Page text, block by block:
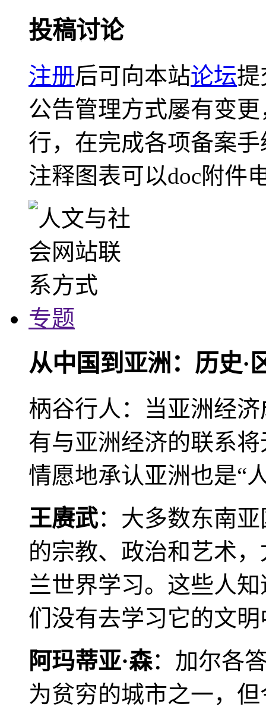
投稿讨论
注册后可向本站论坛提
公告管理方式屡有变
行，在完成各项备案
注释图表可以doc附件
专题
从中国到亚洲：历史·
柄谷行人：当亚洲经
有与亚洲经济的联系
情愿地承认亚洲也是“
王赓武：大多数东南
的宗教、政治和艺术
兰世界学习。这些人
们没有去学习它的文
阿玛蒂亚·森：加尔各
为贫穷的城市之一，